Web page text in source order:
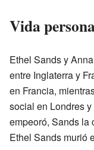
Vida
Ethel Sands y
entre Inglaterra y
en Francia,
social en Londres
empeoró, Sands la
Ethel Sands murió